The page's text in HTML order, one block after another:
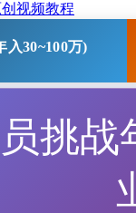
创视频教程
30~100万)
挑战